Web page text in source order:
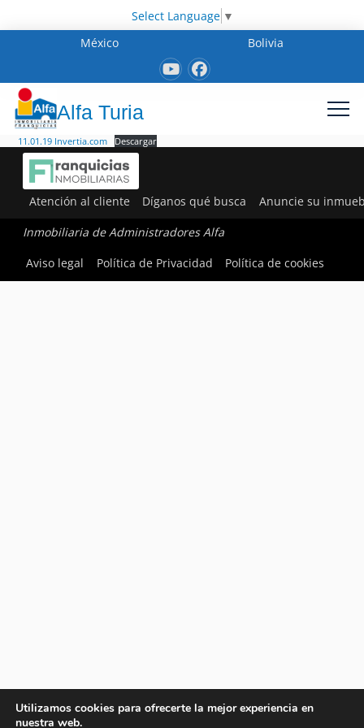
Select Language ▼
México
Bolivia
Alfa Turia
11.01.19 Invertia.com Descargar
Atención al cliente Díganos qué busca Anuncie su
Inmobiliaria de Administradores Alfa
Aviso legal
Política de Privacidad Política de cookies
Utilizamos cookies para ofrecerte la mejor experiencia en
nuestra web.